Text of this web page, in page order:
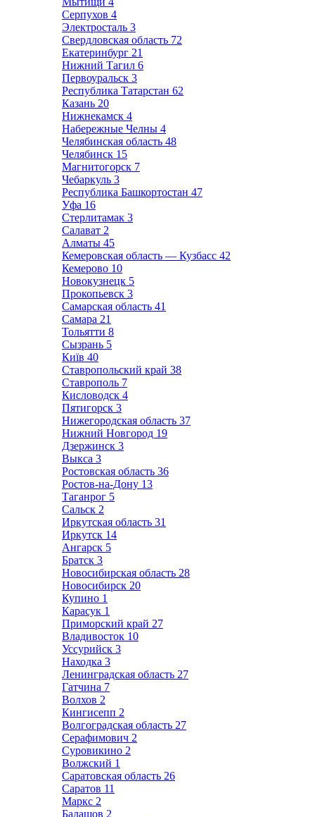
Серпухов 4
Электросталь 3
Свердловская область 72
Екатеринбург 21
Нижний Тагил 6
Первоуральск 3
Республика Татарстан 62
Казань 20
Нижнекамск 4
Набережные Челны 4
Челябинская область 48
Челябинск 15
Магнитогорск 7
Чебаркуль 3
Республика Башкортостан 47
Уфа 16
Стерлитамак 3
Салават 2
Алматы 45
Кемеровская область — Кузбасс 42
Кемерово 10
Новокузнецк 5
Прокопьевск 3
Самарская область 41
Самара 21
Тольятти 8
Сызрань 5
Київ 40
Ставропольский край 38
Ставрополь 7
Кисловодск 4
Пятигорск 3
Нижегородская область 37
Нижний Новгород 19
Дзержинск 3
Выкса 3
Ростовская область 36
Ростов-на-Дону 13
Таганрог 5
Сальск 2
Иркутская область 31
Иркутск 14
Ангарск 5
Братск 3
Новосибирская область 28
Новосибирск 20
Купино 1
Карасук 1
Приморский край 27
Владивосток 10
Уссурийск 3
Находка 3
Ленинградская область 27
Гатчина 7
Волхов 2
Кингисепп 2
Волгоградская область 27
Серафимович 2
Суровикино 2
Волжский 1
Саратовская область 26
Саратов 11
Маркс 2
Балашов 2